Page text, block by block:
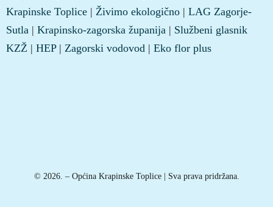
Krapinske Toplice | Živimo ekologično | LAG Zagorje-
Sutla | Krapinsko-zagorska županija | Službeni glasnik
KZŽ | HEP| Zagorski vodovod | Eko flor plus
© 2026. – Općina Krapinske Toplice | Sva prava pridržana.